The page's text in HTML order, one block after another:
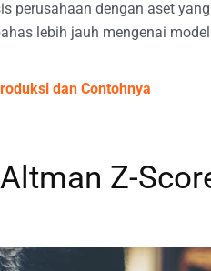
perusahaan dengan aset
lebih jauh mengenai
dan Contohnya
Z-